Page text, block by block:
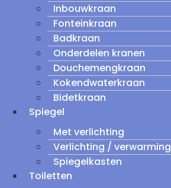
Inbouwkraan
Fonteinkraan
Badkraan
Onderdelen kranen
Douchemengkraan
Kokendwaterkraan
Bidetkraan
Spiegel
Met verlichting
Verlichting / verwarming
Spiegelkasten
Toiletten